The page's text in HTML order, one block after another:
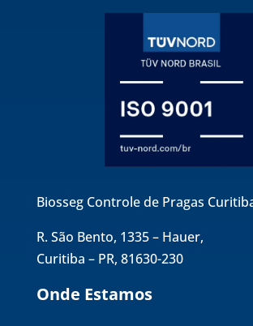
Biosseg Controle de Pragas
R. São Bento, 1335 – Hauer,
Curitiba – PR, 81630-230
Onde Estamos